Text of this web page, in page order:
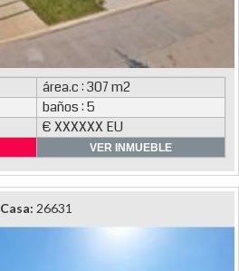
área.c : 307 m2
baños : 5
€ XXXXXX EU
VER INMUEBLE
Casa: 26631